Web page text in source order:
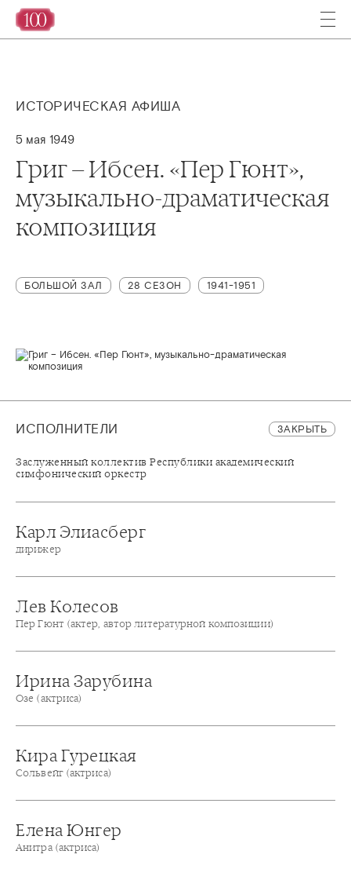
ИСТОРИЧЕСКАЯ АФИША
5 мая 1949
Григ – Ибсен. «Пер Гюнт»,
музыкально-драматическая
композиция
БОЛЬШОЙ ЗАЛ 28 СЕЗОН 1941-1951
ИСПОЛНИТЕЛИ ЗАКРЫТЬ
Заслуженный коллектив Республики академический
симфонический оркестр
Карл Элиасберг
дирижер
Лев Колесов
Пер Гюнт (актер, автор литературной композиции)
Ирина Зарубина
Озе (актриса)
Кира Гурецкая
Сольвейг (актриса)
Елена Юнгер
Анитра (актриса)